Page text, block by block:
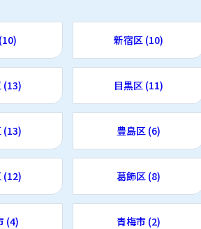
新宿区 (10)
(13) 目黒区 (11)
(13) 豊島区 (6)
(12) 葛飾区 (8)
(4) 青梅市 (2)